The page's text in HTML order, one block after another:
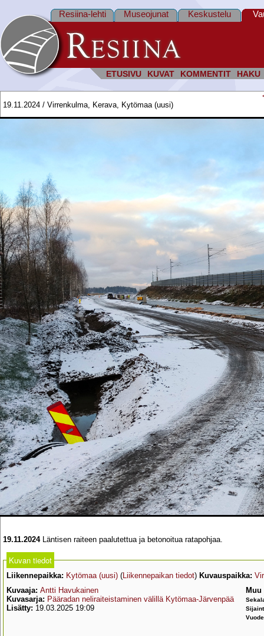
ETUSIVU KUVAT KOMMENTIT HAKU
Resiina-lehti Museojunat Keskustelu
19.11.2024 / Virrenkulma, Kerava, Kytömaa (uusi)
19.11.2024Läntisen raiteen paalutettua ja betonoitua ratapohjaa.
Kuvan tiedot
Liikennepaikka: Kytömaa (uusi) (Liikennepaikan tiedot) Kuvauspaikka:
Kuvaaja: Antti Havukainen
Kuvasarja: Pääradan neliraiteistaminen välillä Kytömaa-Järvenpää
Lisätty: 19.03.2025 19:09